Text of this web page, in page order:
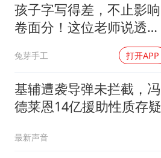
孩子字写得差，不止影响
卷面分！这位老师说透了
兔芽手工 打开APP
基辅遭袭导弹未拦截，冯
德莱恩14亿援助性质存疑
最新声音